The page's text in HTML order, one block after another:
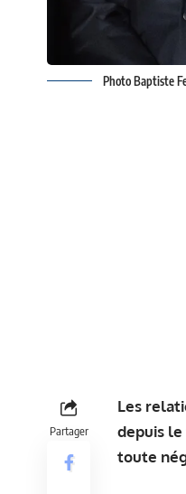
Photo Baptiste
Partager
Les
depuis
toute